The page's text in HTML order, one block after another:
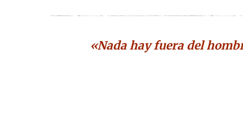
«Nada hay fuera del